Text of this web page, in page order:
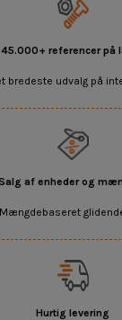
45.000+ referencer på
bredeste udvalg på
af enheder og
Mængdebaseret
Hurtig levering